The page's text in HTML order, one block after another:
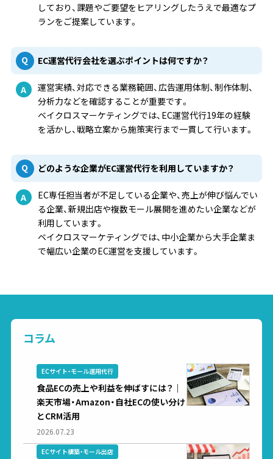
しており、課題やご要望をヒアリングしたうえで最適なプ
ランをご提案しています。
EC運営代行会社を選ぶポイントは何ですか？
運営実績、対応できる業務範囲、広告運用体制、制作体制、
分析力などを確認することが重要です。
ベイクロスマーケティングでは、EC運営代行19年の経験
を活かし、戦略立案から施策実行まで一貫して行います。
どのような企業がEC運営代行を利用していますか？
EC専任担当者が不足している企業や、売上が伸び悩んでい
る企業、新規出店や複数モール展開を進めたい企業などが
利用しています。
ベイクロスマーケティングでは、中小企業から大手企業ま
で幅広い企業のEC運営を支援しています。
コラム
ECサイト・モール運用代行
食品ECの売上や利益を伸ばすには？｜
楽天市場・Amazon・自社ECの使い分け
とCRM活用
2026.07.23
ECサイト構築・モール出店